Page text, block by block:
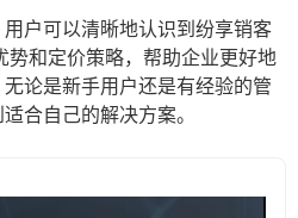
户可以清晰地认识到纷享销客
势和定价策略，帮助企业更好地
论是新手用户还是有经验的管
合自己的解决方案。